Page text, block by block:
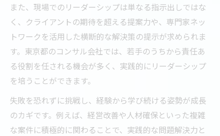
また、現場でのリーダーシップは単なる指示出しではな
く、クライアントの期待を超える提案力や、専門家ネッ
トワークを活用した横断的な解決策の提示が求められま
す。東京都のコンサル会社では、若手のうちから責任あ
る役割を任される機会が多く、実践的にリーダーシップ
を培うことができます。
失敗を恐れずに挑戦し、経験から学び続ける姿勢が成長
のカギです。例えば、経営改善や人材確保といった複雑
な案件に積極的に関わることで、実践的な問題解決力と